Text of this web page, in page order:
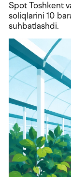
Spot Toshkent
soliqlarini 10
suhbatlashdi.